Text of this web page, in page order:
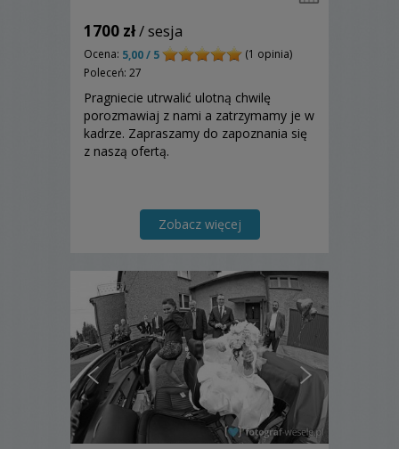
1700 zł/ sesja
Ocena: 5,00 / 5
(1 opinia)
Poleceń: 27
Pragniecie utrwalić ulotną chwilę
porozmawiaj z nami a zatrzymamy je w
kadrze. Zapraszamy do zapoznania się
z naszą ofertą.
Zobacz więcej